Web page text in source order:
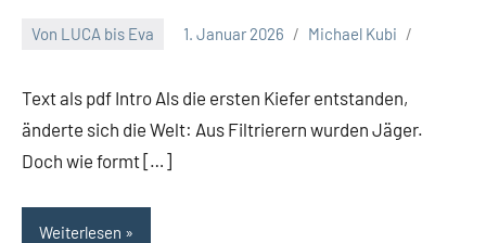
Von LUCA bis Eva 1. Januar 2026 Michael Kubi
Text als pdf Intro Als die ersten Kiefer entstanden,
änderte sich die Welt: Aus Filtrierern wurden Jäger.
Doch wie formt […]
Weiterlesen